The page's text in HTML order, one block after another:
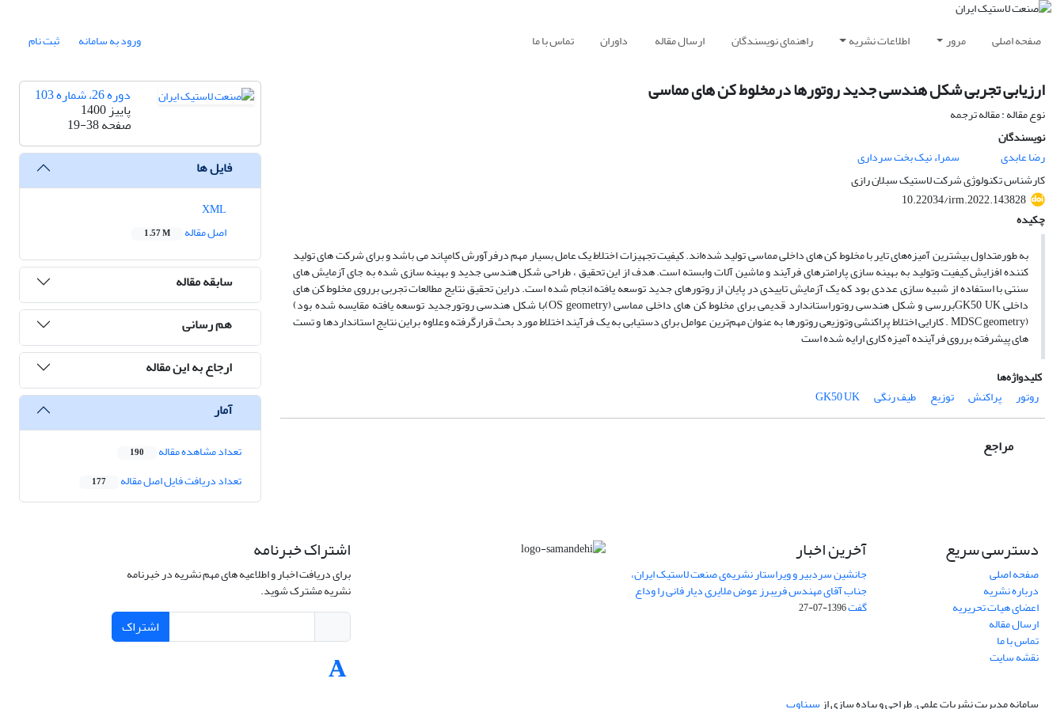
صفحه اصلی مرور اطلاعات نشریه راهنمای نویسندگان ارسال مقاله داوران تماس با ما ورود به سامانه ثبت نام
ارزیابی ‌تجربی شکل هندسی جدید روتورها درمخلوط کن های مماسی
نوع مقاله : مقاله ترجمه
نویسندگان
رضا عابدی
سمراء نیک بخت سرداری
کارشناس تکنولوژی شرکت لاستیک سبلان رازی
10.22034/irm.2022.143828
چکیده
به طورمتداول بیشترین آمیز‌ه‌های تایر با مخلوط کن های داخلی مماسی تولید شده‌اند. کیفیت تجهیزات اختلاط یک عامل بسیار مهم درفرآورش کامپاند می باشد و برای شرکت های تولید
کننده افزایش کیفیت وتولید به بهینه سازی پارامترهای فرآیند و ماشین آلات وابسته است. هدف از این تحقیق ، طراحی شکل هندسی جدید و بهینه سازی شده به‌ جای آزمایش های
سنتی با استفاده از شبیه سازی عددی بود که یک آزمایش تاییدی در پایان از روتورهای جدید توسعه یافته انجام شده است. دراین تحقیق نتایج مطالعات تجربی برروی مخلوط کن های
داخلی GK50 UKبررسی و شکل هندسی روتوراستاندارد قدیمی برای مخلوط کن های داخلی مماسی (OS geometry)با شکل هندسی روتورجدید توسعه یافته مقایسه شده بود)
(MDSC geometry . کارایی اختلاط پراکنشی وتوزیعی روتورها به عنوان مهم‌ترین عوامل برای دستیابی به یک فرآیند اختلاط مورد بحث قرارگرفته وعلاوه براین نتایج استاندارد‌ها و تست
های پیشرفته برروی فرآینده آمیزه کاری ارایه شده است
کلیدواژه‌ها
روتور
پراکنش توزیع طیف رنگی GK50 UK
مراجع
دوره 26، شماره 103
پاییز 1400
صفحه19-38
فایل ها
اصل مقاله
1.57 M
سابقه مقاله
هم رسانی
ارجاع به این مقاله
آمار
تعداد مشاهده مقاله 190
تعداد دریافت فایل اصل مقاله 177
دسترسی سریع
صفحه اصلی
درباره نشریه
اعضای هیات تحریریه
ارسال مقاله
تماس با ما
نقشه سایت
آخرین اخبار
جانشین سردبیر و ویراستار نشریه‌ی صنعت لاستیک ایران،
جناب آقای مهندس فریبرز عوض ملایری دیار فانی را وداع
گفت1396-07-27
اشتراک خبرنامه
برای دریافت اخبار و اطلاعیه های مهم نشریه در خبرنامه
نشریه مشترک شوید.
اشتراک
سامانه مدیریت نشریات علمی.طراحی و پیاده سازی ازسیناوب